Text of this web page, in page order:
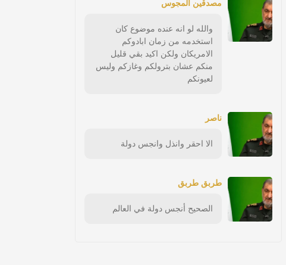
مصدقين المجوس
والله لو انه عنده موضوع كان
استخدمه من زمان ابادوكم
الامريكان ولكن اكيد بقي قليل
منكم عشان بترولكم وغازكم وليس
لعيونكم
ناصر
الا احقر وانذل وانجس دولة
طربق طربق
الصحيح أنجس دولة في العالم